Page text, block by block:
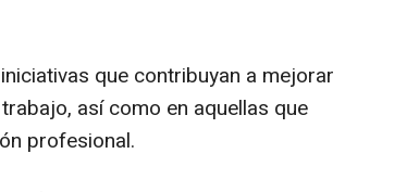
que contribuyan a mejorar
así como en aquellas que
profesional.